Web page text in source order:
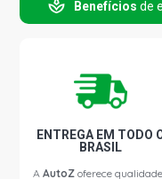
CLASSE A 190
L4 GASOLINA (2001
CLASSE A 190
M166.990 L4
CLASSE A 190
M166.990 L4
Benefícios de
ENTREGA EM TODO
BRASIL
AAutoZ oferece qualidade